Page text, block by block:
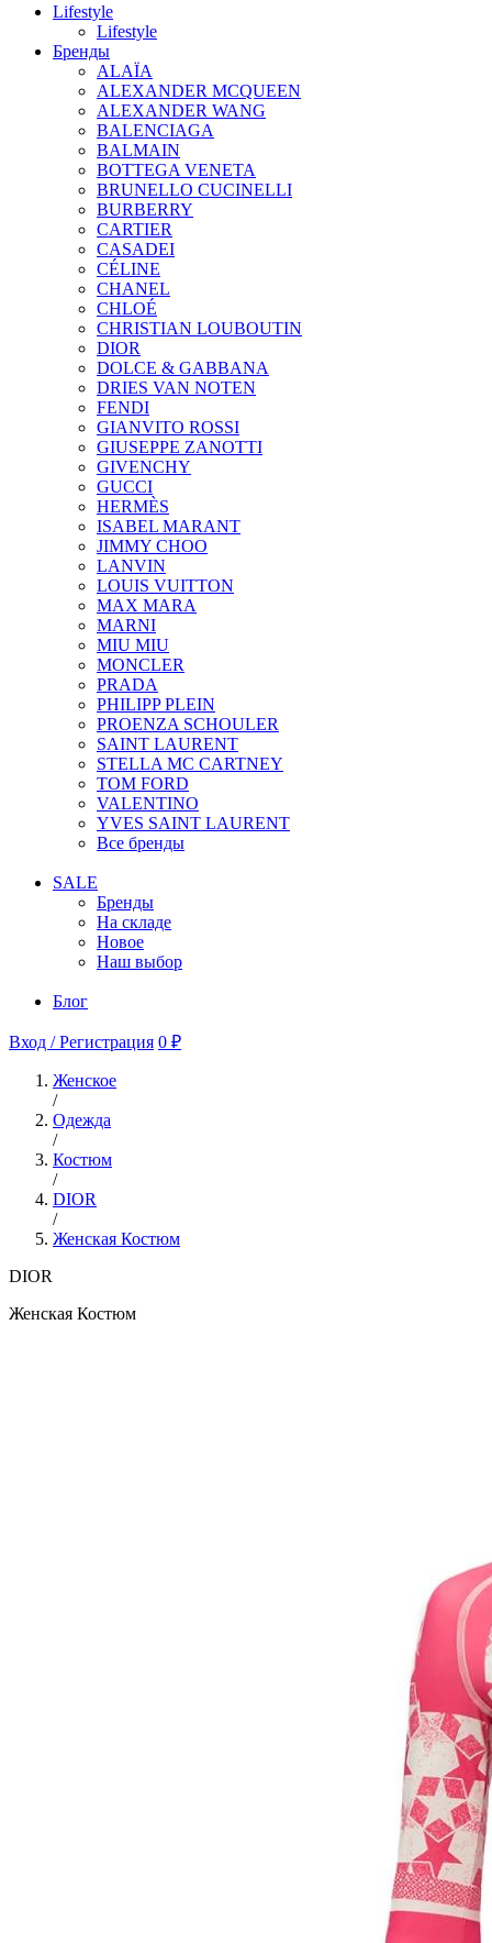
Lifestyle
Lifestyle
Бренды
ALAÏA
ALEXANDER MCQUEEN
ALEXANDER WANG
BALENCIAGA
BALMAIN
BOTTEGA VENETA
BRUNELLO CUCINELLI
BURBERRY
CARTIER
CASADEI
CÉLINE
CHANEL
CHLOÉ
CHRISTIAN LOUBOUTIN
DIOR
DOLCE & GABBANA
DRIES VAN NOTEN
FENDI
GIANVITO ROSSI
GIUSEPPE ZANOTTI
GIVENCHY
GUCCI
HERMÈS
ISABEL MARANT
JIMMY CHOO
LANVIN
LOUIS VUITTON
MAX MARA
MARNI
MIU MIU
MONCLER
PRADA
PHILIPP PLEIN
PROENZA SCHOULER
SAINT LAURENT
STELLA MC CARTNEY
TOM FORD
VALENTINO
YVES SAINT LAURENT
Все бренды
SALE
Бренды
На складе
Новое
Наш выбор
Блог
Вход / Регистрация 0 ₽
Женское
/
Одежда
/
Костюм
/
DIOR
/
Женская Костюм
DIOR
Женская Костюм